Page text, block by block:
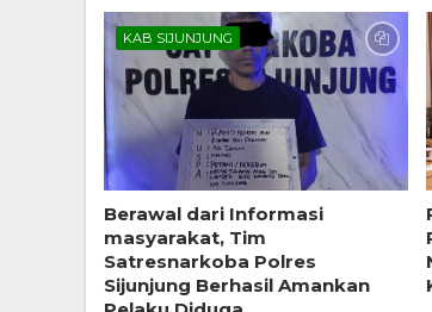
KAB SIJUNJUNG
Berawal dari Informasi
masyarakat, Tim
Satresnarkoba Polres
Sijunjung Berhasil Amankan